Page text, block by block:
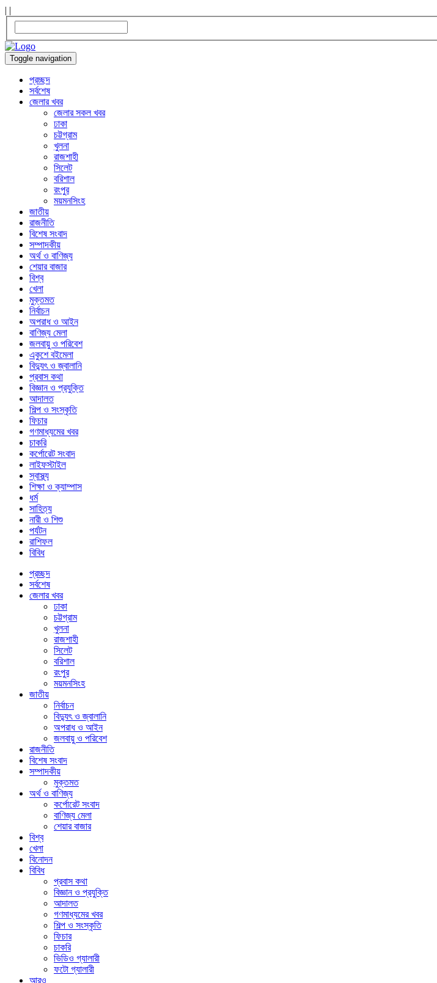
| |
Toggle navigation
প্রচ্ছদ
সর্বশেষ
জেলার খবর
জেলার সকল খবর
ঢাকা
চট্টগ্রাম
খুলনা
রাজশাহী
সিলেট
বরিশাল
রংপুর
ময়মনসিংহ
জাতীয়
রাজনীতি
বিশেষ সংবাদ
সম্পাদকীয়
অর্থ ও বাণিজ্য
শেয়ার বাজার
বিশ্ব
খেলা
মুক্তমত
নির্বাচন
অপরাধ ও আইন
বাণিজ্য মেলা
জলবায়ু ও পরিবেশ
একুশে বইমেলা
বিদ্যুৎ ও জ্বালানি
প্রবাস কথা
বিজ্ঞান ও প্রযুক্তি
আদালত
শিল্প ও সংস্কৃতি
ফিচার
গণমাধ্যমের খবর
চাকরি
কর্পোরেট সংবাদ
লাইফস্টাইল
স্বাস্থ্য
শিক্ষা ও ক্যাম্পাস
ধর্ম
সাহিত্য
নারী ও শিশু
পর্যটন
রাশিফল
বিবিধ
প্রচ্ছদ
সর্বশেষ
জেলার খবর
ঢাকা
চট্টগ্রাম
খুলনা
রাজশাহী
সিলেট
বরিশাল
রংপুর
ময়মনসিংহ
জাতীয়
নির্বাচন
বিদ্যুৎ ও জ্বালানি
অপরাধ ও আইন
জলবায়ু ও পরিবেশ
রাজনীতি
বিশেষ সংবাদ
সম্পাদকীয়
মুক্তমত
অর্থ ও বাণিজ্য
কর্পোরেট সংবাদ
বাণিজ্য মেলা
শেয়ার বাজার
বিশ্ব
খেলা
বিনোদন
বিবিধ
প্রবাস কথা
বিজ্ঞান ও প্রযুক্তি
আদালত
গণমাধ্যমের খবর
শিল্প ও সংস্কৃতি
ফিচার
চাকরি
ভিডিও গ্যালারী
ফটো গ্যালারী
আরও